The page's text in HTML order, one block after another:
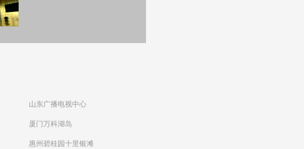
山东广播电视中心
厦门万科湖岛
惠州碧桂园十里银滩